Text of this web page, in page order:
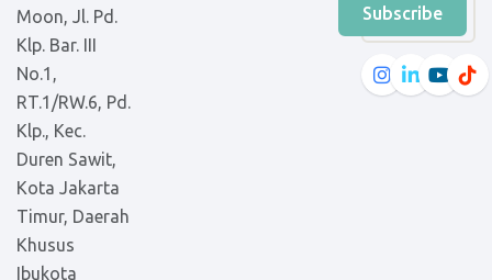
Moon, Jl. Pd.
Klp. Bar. III
No.1,
RT.1/RW.6, Pd.
Klp., Kec.
Duren Sawit,
Kota Jakarta
Timur, Daerah
Khusus
Ibukota
Subscribe